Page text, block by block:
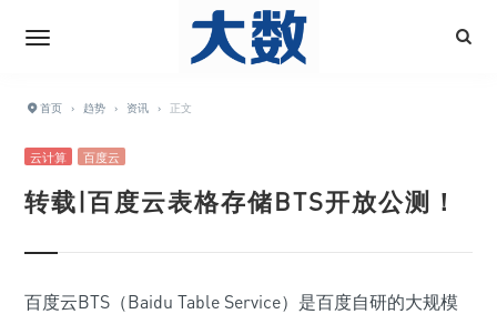
首页 › 趋势 › 资讯 › 正文
云计算 百度云
转载|百度云表格存储BTS开放公测！
百度云BTS（Baidu Table Service）是百度自研的大规模